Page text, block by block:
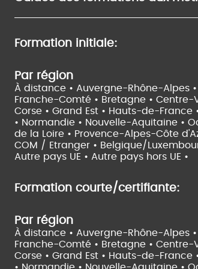
Formation initiale:
Par région
À distance • Auvergne-Rhône-Alpes •
Franche-Comté • Bretagne • Centre-
Corse • Grand Est • Hauts-de-France
• Normandie • Nouvelle-Aquitaine •
de la Loire • Provence-Alpes-Côte
COM / Etranger • Belgique/
Autre pays UE • Autre pays hors UE •
Formation courte/certifiante:
Par région
À distance • Auvergne-Rhône-Alpes •
Franche-Comté • Bretagne • Centre-
Corse • Grand Est • Hauts-de-France